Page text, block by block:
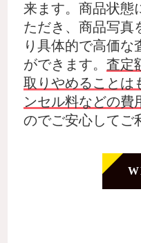
来ます。商品状態
ただき、商品写真
り具体的で高価な
ができます。 査定
取りやめることは
ンセル料などの費
のでご安心してご